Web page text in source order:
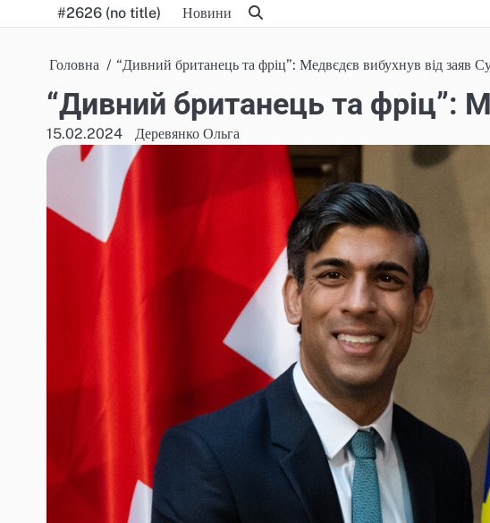
to
#2626 (no title) Новини
Головна “Дивний британець та фріц”: Медвєдєв вибухнув від заяв
“Дивний британець та фріц”:
15.02.2024 Деревянко Ольга